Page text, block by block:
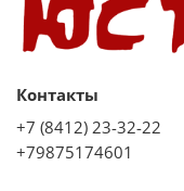
Тип
Газовая
Материал поверхности
Контакты
+7 (8412) 23-32-22
+79875174601